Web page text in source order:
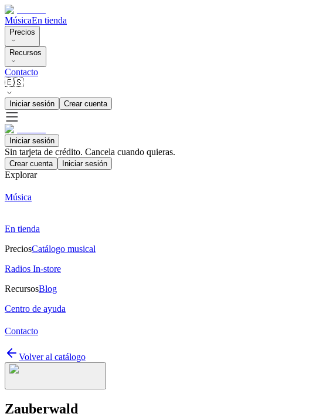
MúsicaEn tienda
Precios
Recursos
Contacto
🇪🇸
Iniciar sesión Crear cuenta
Iniciar sesión
Sin tarjeta de crédito. Cancela cuando quieras.
Crear cuenta Iniciar sesión
Explorar
Música
En tienda
PreciosCatálogo musical
Radios In-store
RecursosBlog
Centro de ayuda
Contacto
Volver al catálogo
Zauberwald